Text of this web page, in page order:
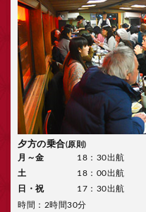
夕方の乗合(原則)
月～金
18：30出航
土
18：00出航
日・祝
17：30出航
時間：2時間30分